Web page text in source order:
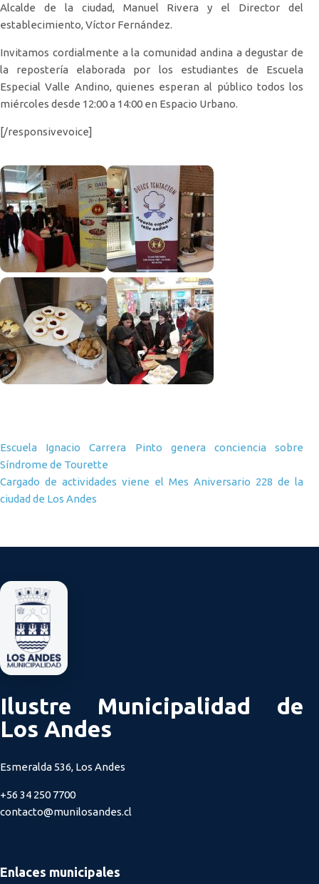
Alcalde de la ciudad, Manuel Rivera y el Director del
establecimiento, Víctor Fernández.
Invitamos cordialmente a la comunidad andina a degustar de
la repostería elaborada por los estudiantes de Escuela
Especial Valle Andino, quienes esperan al público todos los
miércoles desde 12:00 a 14:00 en Espacio Urbano.
[/responsivevoice]
Navegación de entradas
Escuela Ignacio Carrera Pinto genera conciencia sobre
Síndrome de Tourette
Cargado de actividades viene el Mes Aniversario 228 de la
ciudad de Los Andes
Ilustre Municipalidad de
Los Andes
Esmeralda 536, Los Andes
+56 34 250 7700
contacto@munilosandes.cl
Enlaces municipales